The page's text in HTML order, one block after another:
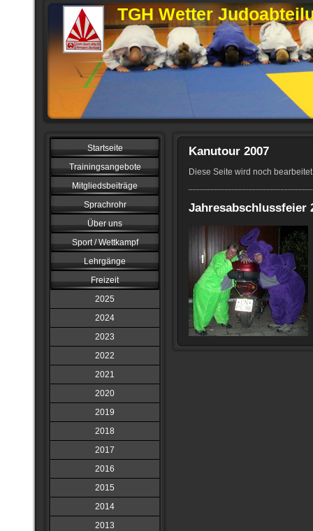
TGH Wetter
Startseite
Trainingsangebote
Mitgliedsbeiträge
Sprachrohr
Über uns
Sport / Wettkampf
Lehrgänge
Freizeit
2025
2024
2023
2022
2021
2020
2019
2018
2017
2016
2015
2014
2013
Kanutour 2007
Diese Seite wird noch bearbeitet
Jahresabschlussfeier